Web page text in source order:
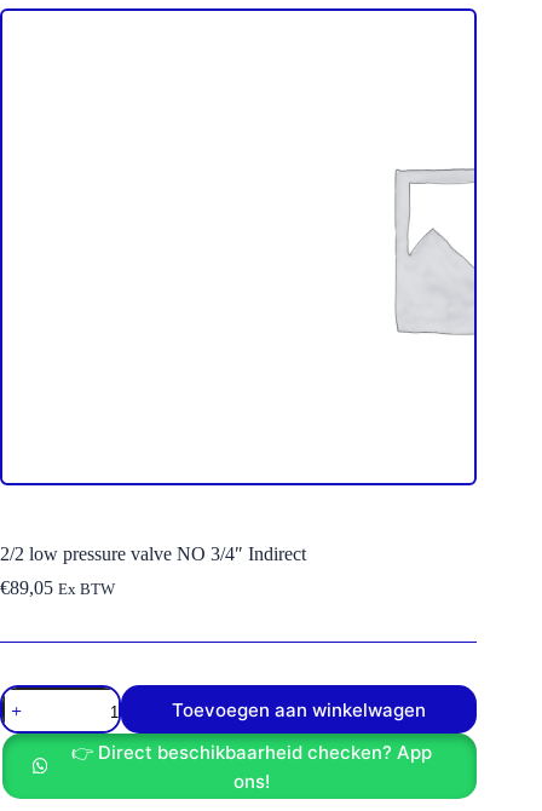
2/2 low pressure valve NO 3/4″ Indirect
€89,05 Ex BTW
2/2
low
pressure
valve
NO
3/4"
Toevoegen aan winkelwagen
👉 Direct beschikbaarheid checken? App
ons!